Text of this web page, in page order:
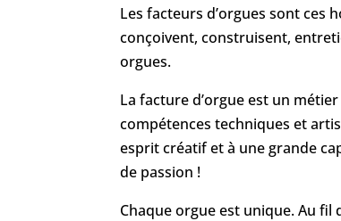
Les facteurs d’orgues sont ces
conçoivent, construisent,
orgues.
La facture d’orgue est un
compétences techniques et
esprit créatif et à une grande
de passion !
Chaque orgue est unique. Au